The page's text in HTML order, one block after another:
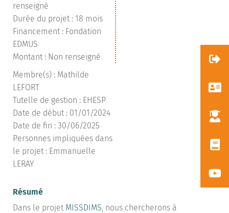
renseigné
Durée du projet : 18 mois
Financement : Fondation
EDMUS
Montant : Non renseigné
Membre(s) : Mathilde
LEFORT
Tutelle de gestion : EHESP
Date de début : 01/01/2024
Date de fin : 30/06/2025
Personnes impliquées dans
le projet : Emmanuelle
LERAY
Résumé
Dans le projet MISSDIMS , nous chercherons à